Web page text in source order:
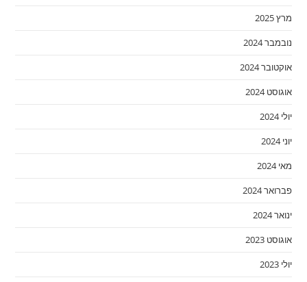
מרץ 2025
נובמבר 2024
אוקטובר 2024
אוגוסט 2024
יולי 2024
יוני 2024
מאי 2024
פברואר 2024
ינואר 2024
אוגוסט 2023
יולי 2023